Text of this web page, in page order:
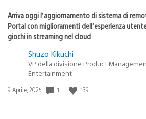
Arriva oggi l’aggiornamento di sistema di
Portal con miglioramenti dell’esperienza
giochi in streaming nel cloud
Shuzo Kikuchi
VP della divisione Product
Entertainment
Data
9 Aprile, 2025 1 139